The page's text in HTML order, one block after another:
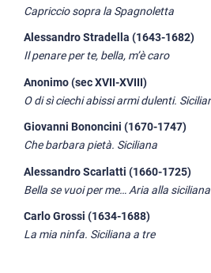
Capriccio sopra la Spagnoletta
Alessandro Stradella (1643-1682)
Il penare per te, bella, m’è caro
Anonimo (sec XVII-XVIII)
O di sì ciechi abissi armi dulenti.
Giovanni Bononcini (1670-1747)
Che barbara pietà. Siciliana
Alessandro Scarlatti (1660-1725)
Bella se vuoi per me… Aria alla siciliana
Carlo Grossi (1634-1688)
La mia ninfa. Siciliana a tre